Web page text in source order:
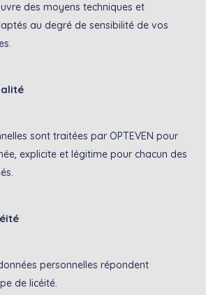
des moyens techniques et
au degré de sensibilité de vos
sont traitées par OPTEVEN pour
explicite et légitime pour chacun des
personnelles répondent
de licéité.